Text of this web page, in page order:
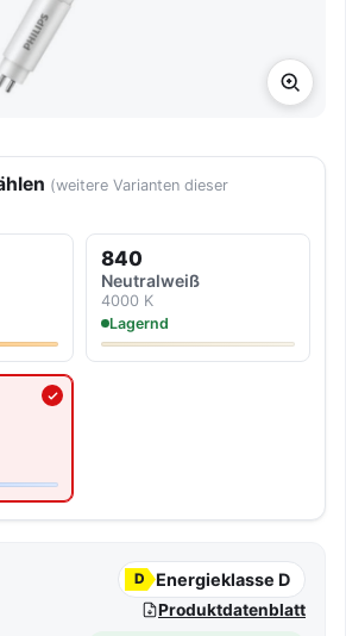
(weitere Varianten dieser
840
Neutralweiß
4000 K
Lagernd
Lichtfarbe
D Energieklasse D
Produktdatenblatt